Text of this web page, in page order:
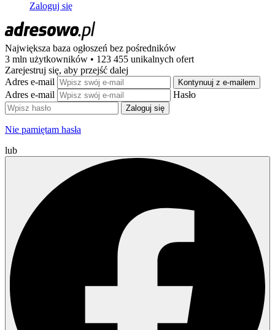
Zaloguj się
Największa baza ogłoszeń bez pośredników
3 mln użytkowników • 123 455 unikalnych ofert
Zarejestruj się, aby przejść dalej
Adres e-mail
Kontynuuj z e-mailem
Adres e-mail Hasło
Zaloguj się
Nie pamiętam hasła
lub